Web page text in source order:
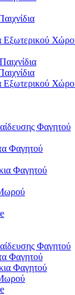
Εξωτερικού
Εξωτερικού
Φαγητού
Φαγητού
Φαγητού
Φαγητού
Φαγητού
Φαγητού